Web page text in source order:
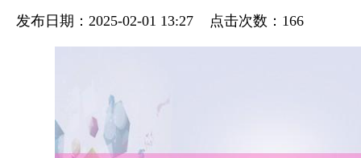
发布日期：2025-02-01 13:27 点击次数：166